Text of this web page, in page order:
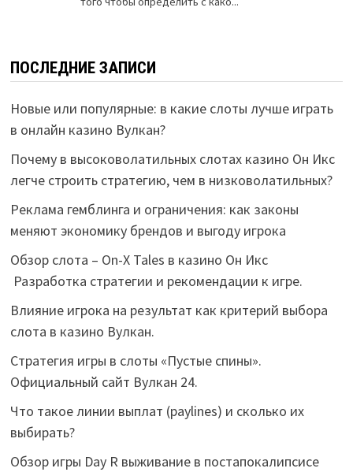
ПОСЛЕДНИЕ ЗАПИСИ
Новые или популярные: в какие слоты лучше играть
в онлайн казино Вулкан?
Почему в высоковолатильных слотах казино Он Икс
легче строить стратегию, чем в низковолатильных?
Реклама гемблинга и ограничения: как законы
меняют экономику брендов и выгоду игрока
Обзор слота – On-X Tales в казино Он Икс
Разработка стратегии и рекомендации к игре.
Влияние игрока на результат как критерий выбора
слота в казино Вулкан.
Стратегия игры в слоты «Пустые спины».
Официальный сайт Вулкан 24.
Что такое линии выплат (paylines) и сколько их
выбирать?
Обзор игры Day R выживание в постапокалипсисе